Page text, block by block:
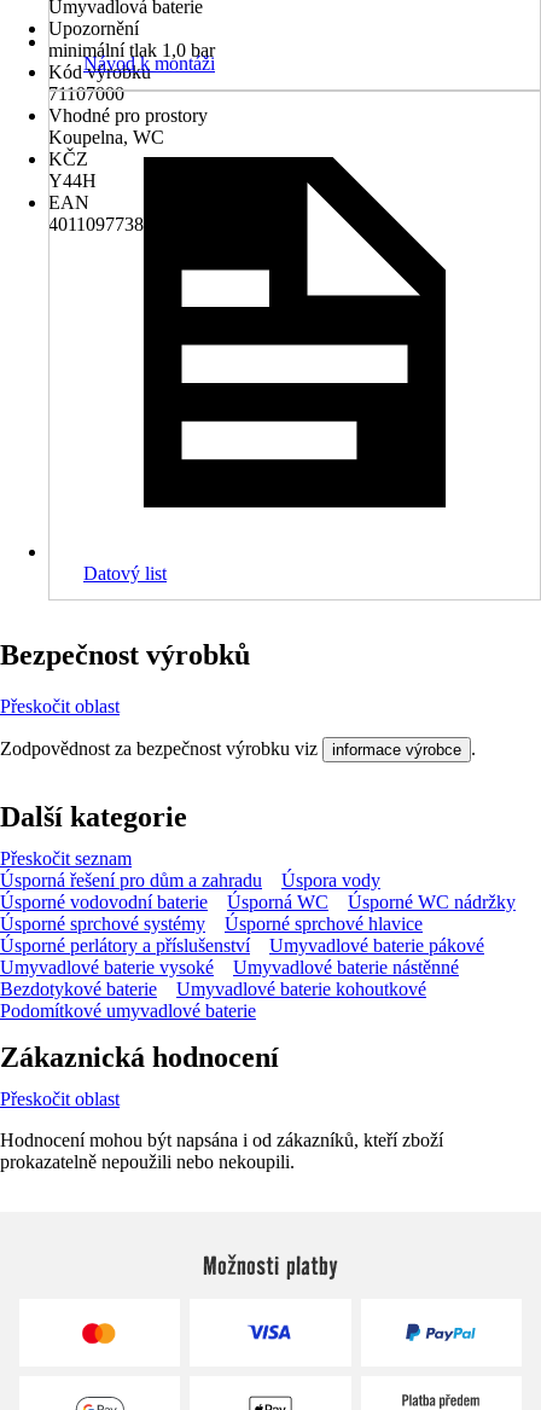
Umyvadlová baterie
Upozornění
minimální tlak 1,0 bar
Kód výrobku
71107000
Vhodné pro prostory
Koupelna, WC
KČZ
Y44H
EAN
4011097738529
Návod k montáži
Datový list
Bezpečnost výrobků
Přeskočit oblast
Zodpovědnost za bezpečnost výrobku viz informace výrobce .
Další kategorie
Přeskočit seznam
Úsporná řešení pro dům a zahradu
Úspora vody
Úsporné vodovodní baterie
Úsporná WC
Úsporné WC nádržky
Úsporné sprchové systémy
Úsporné sprchové hlavice
Úsporné perlátory a příslušenství
Umyvadlové baterie pákové
Umyvadlové baterie vysoké
Umyvadlové baterie nástěnné
Bezdotykové baterie
Umyvadlové baterie kohoutkové
Podomítkové umyvadlové baterie
Zákaznická hodnocení
Přeskočit oblast
Hodnocení mohou být napsána i od zákazníků, kteří zboží
prokazatelně nepoužili nebo nekoupili.
Možnosti platby